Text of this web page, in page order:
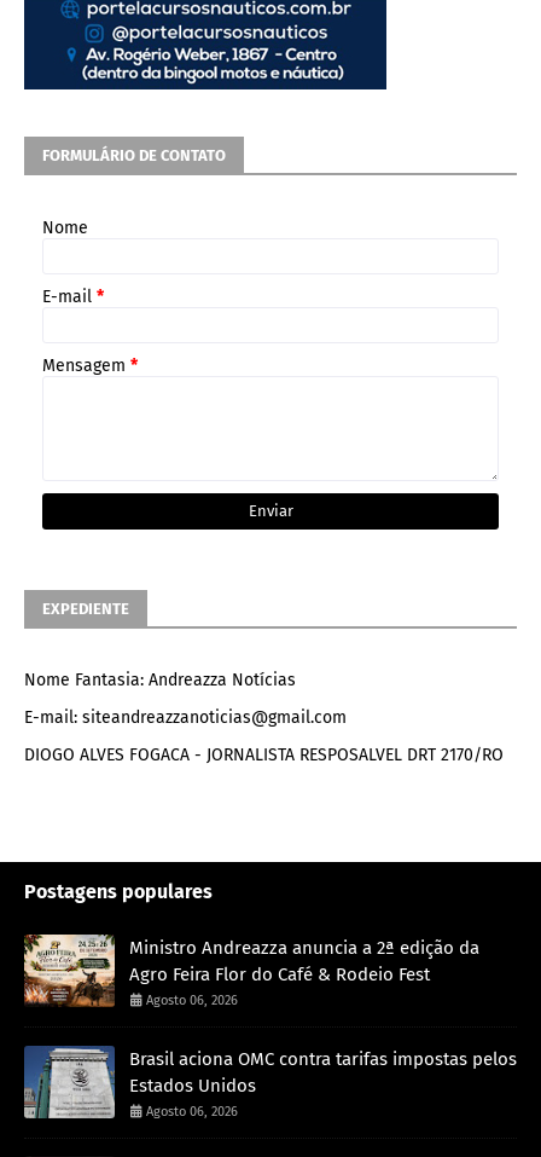
FORMULÁRIO DE CONTATO
Nome
E-mail *
Mensagem *
EXPEDIENTE
Nome Fantasia: Andreazza Notícias
E-mail: siteandreazzanoticias@gmail.com
DIOGO ALVES FOGACA - JORNALISTA RESPOSALVEL DRT 2170/RO
Postagens populares
Ministro Andreazza anuncia a 2ª edição da
Agro Feira Flor do Café & Rodeio Fest
Agosto 06, 2026
Brasil aciona OMC contra tarifas impostas pelos
Estados Unidos
Agosto 06, 2026